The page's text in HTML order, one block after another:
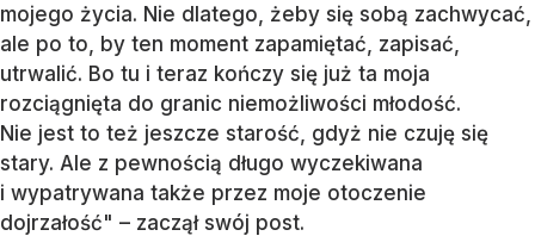
mojego życia. Nie dlatego, żeby się sobą zachwycać,
ale po to, by ten moment zapamiętać, zapisać,
utrwalić. Bo tu i teraz kończy się już ta moja
rozciągnięta do granic niemożliwości młodość.
Nie jest to też jeszcze starość, gdyż nie czuję się
stary. Ale z pewnością długo wyczekiwana
i wypatrywana także przez moje otoczenie
dojrzałość" – zaczął swój post.